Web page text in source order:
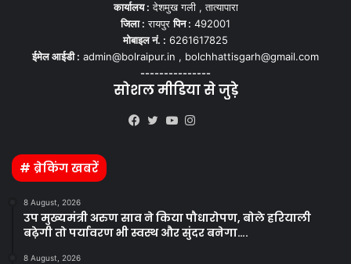
कार्यालय : देशमुख गली , तात्यापारा
जिला : रायपुरपिन : 492001
मोबाइल नं. : 6261617825
ईमेल आईडी : admin@bolraipur.in , bolchhattisgarh@gmail.com
---------------
सोशल मीडिया से जुड़े
# ब्रेकिंग खबरें
8 August, 2026
उप मुख्यमंत्री अरुण साव ने किया पौधारोपण, बोले हरियाली
बढ़ेगी तो पर्यावरण भी स्वस्थ और सुंदर बनेगा….
8 August, 2026